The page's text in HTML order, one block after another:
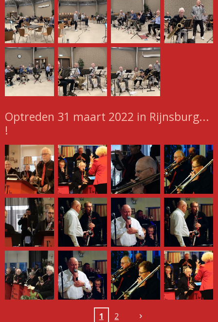
Optreden 31 maart 2022 in Rijnsburg...
!
1 2